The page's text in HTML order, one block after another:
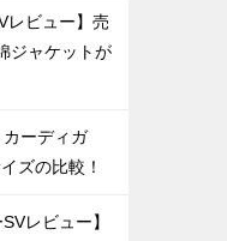
レビュー】売
ジャケットが
カーディガ
ズの比較！
レビュー】